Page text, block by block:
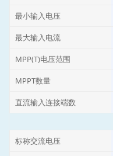
最小输入电压
最大输入电流
MPP(T)电压范围
MPPT数量
直流输入连接端数
标称交流电压